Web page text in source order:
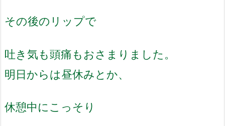
その後のリップで
吐き気も頭痛もおさまりま した。
明日からは昼休みとか、
休憩中にこっそり